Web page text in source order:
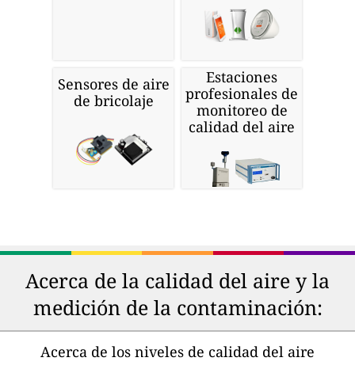
Sensores de aire
de bricolaje
Estaciones
profesionales de
monitoreo de
calidad del aire
Acerca de la calidad del aire y la
medición de la contaminación:
Acerca de los niveles de calidad del aire